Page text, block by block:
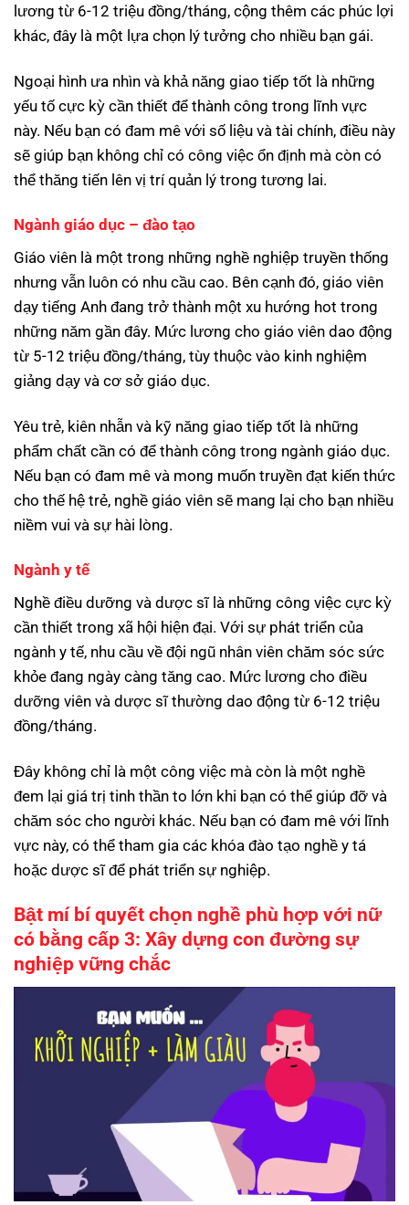
lương từ 6-12 triệu đồng/tháng, cộng thêm các phúc lợi
khác, đây là một lựa chọn lý tưởng cho nhiều bạn gái.
Ngoại hình ưa nhìn và khả năng giao tiếp tốt là những
yếu tố cực kỳ cần thiết để thành công trong lĩnh vực
này. Nếu bạn có đam mê với số liệu và tài chính, điều này
sẽ giúp bạn không chỉ có công việc ổn định mà còn có
thể thăng tiến lên vị trí quản lý trong tương lai.
Ngành giáo dục – đào tạo
Giáo viên là một trong những nghề nghiệp truyền thống
nhưng vẫn luôn có nhu cầu cao. Bên cạnh đó, giáo viên
dạy tiếng Anh đang trở thành một xu hướng hot trong
những năm gần đây. Mức lương cho giáo viên dao động
từ 5-12 triệu đồng/tháng, tùy thuộc vào kinh nghiệm
giảng dạy và cơ sở giáo dục.
Yêu trẻ, kiên nhẫn và kỹ năng giao tiếp tốt là những
phẩm chất cần có để thành công trong ngành giáo dục.
Nếu bạn có đam mê và mong muốn truyền đạt kiến thức
cho thế hệ trẻ, nghề giáo viên sẽ mang lại cho bạn nhiều
niềm vui và sự hài lòng.
Ngành y tế
Nghề điều dưỡng và dược sĩ là những công việc cực kỳ
cần thiết trong xã hội hiện đại. Với sự phát triển của
ngành y tế, nhu cầu về đội ngũ nhân viên chăm sóc sức
khỏe đang ngày càng tăng cao. Mức lương cho điều
dưỡng viên và dược sĩ thường dao động từ 6-12 triệu
đồng/tháng.
Đây không chỉ là một công việc mà còn là một nghề
đem lại giá trị tinh thần to lớn khi bạn có thể giúp đỡ và
chăm sóc cho người khác. Nếu bạn có đam mê với lĩnh
vực này, có thể tham gia các khóa đào tạo nghề y tá
hoặc dược sĩ để phát triển sự nghiệp.
Bật mí bí quyết chọn nghề phù hợp với nữ
có bằng cấp 3: Xây dựng con đường sự
nghiệp vững chắc